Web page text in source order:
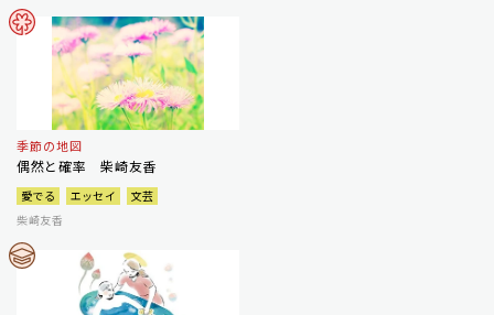
季節の地図
偶然と確率 柴崎友香
愛でる エッセイ
文芸
柴崎友香